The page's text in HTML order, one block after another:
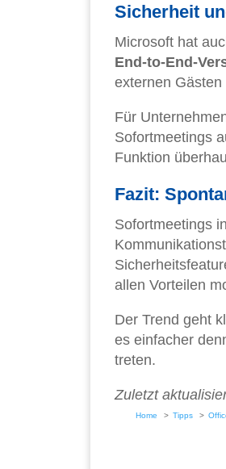
Sicherheit
Microsoft hat
End-to-End-
externen
Für
Sofortmeetings
Funktion
Fazit:
Sofortmeetings
allen Vorteilen
Der Trend geht
es einfacher
treten.
Zuletzt
Home Tipps